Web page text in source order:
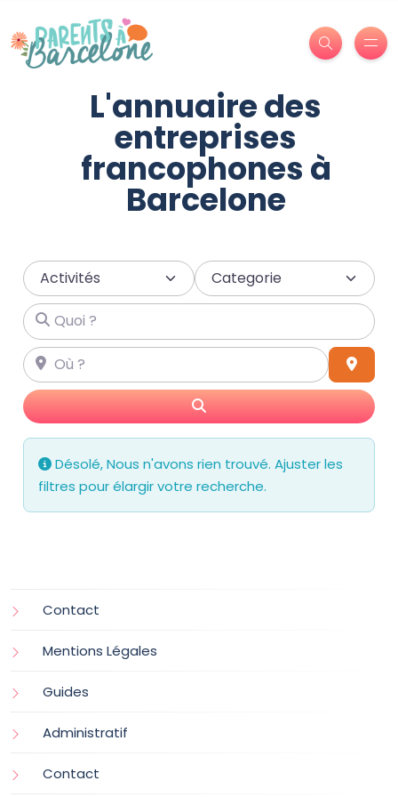
L'annuaire des
entreprises
francophones à
Barcelone
Select search type Categorie
Quoi ?
Où ?
Search
Désolé, Nous n'avons rien trouvé. Ajuster les
filtres pour élargir votre recherche.
Contact
Mentions Légales
Guides
Administratif
Contact